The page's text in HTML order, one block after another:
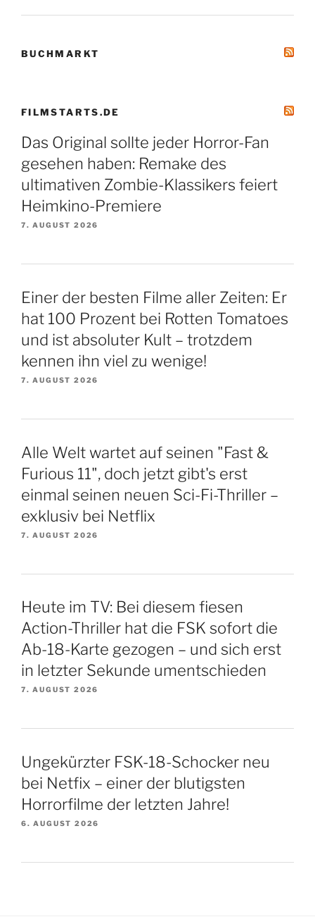
BUCHMARKT
FILMSTARTS.DE
Das Original sollte jeder Horror-Fan
gesehen haben: Remake des
ultimativen Zombie-Klassikers feiert
Heimkino-Premiere
7. AUGUST 2026
Einer der besten Filme aller Zeiten: Er
hat 100 Prozent bei Rotten Tomatoes
und ist absoluter Kult – trotzdem
kennen ihn viel zu wenige!
7. AUGUST 2026
Alle Welt wartet auf seinen "Fast &
Furious 11", doch jetzt gibt's erst
einmal seinen neuen Sci-Fi-Thriller –
exklusiv bei Netflix
7. AUGUST 2026
Heute im TV: Bei diesem fiesen
Action-Thriller hat die FSK sofort die
Ab-18-Karte gezogen – und sich erst
in letzter Sekunde umentschieden
7. AUGUST 2026
Ungekürzter FSK-18-Schocker neu
bei Netfix – einer der blutigsten
Horrorfilme der letzten Jahre!
6. AUGUST 2026